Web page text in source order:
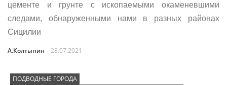
цементе и грунте с ископаемыми окаменевшими
следами, обнаруженными нами в разных районах
Сицилии
А.Колтыпин 28.07.2021
ПОДВОДНЫЕ ГОРОДА